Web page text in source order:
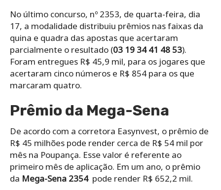
No último concurso, nº 2353, de quarta-feira, dia
17, a modalidade distribuiu prêmios nas faixas da
quina e quadra das apostas que acertaram
parcialmente o resultado (03 19 34 41 48 53).
Foram entregues R$ 45,9 mil, para os jogares que
acertaram cinco números e R$ 854 para os que
marcaram quatro.
Prêmio da Mega-Sena
De acordo com a corretora Easynvest, o prêmio de
R$ 45 milhões pode render cerca de R$ 54 mil por
mês na Poupança. Esse valor é referente ao
primeiro mês de aplicação. Em um ano, o prêmio
da Mega-Sena 2354pode render R$ 652,2 mil.